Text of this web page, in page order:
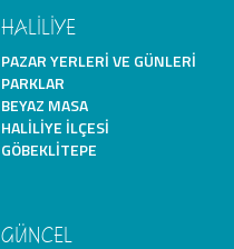
HALİLİYE
PAZAR YERLERI VE GÜNLERI
PARKLAR
BEYAZ MASA
HALILIYE İLÇESI
GÖBEKLITEPE
GÜNCEL